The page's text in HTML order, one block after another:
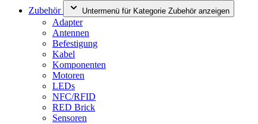
Zubehör
Untermenü für Kategorie Zubehör anzeigen
Adapter
Antennen
Befestigung
Kabel
Komponenten
Motoren
LEDs
NFC/RFID
RED Brick
Sensoren